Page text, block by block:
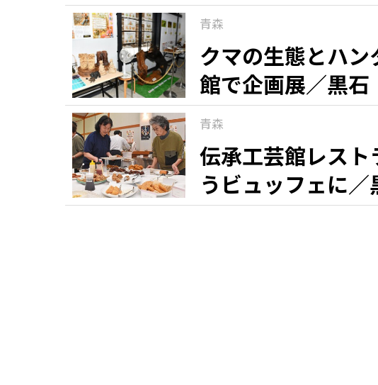
青森
クマの生態とハ
館で企画展／黒石
青森
伝承工芸館レス
うビュッフェに／